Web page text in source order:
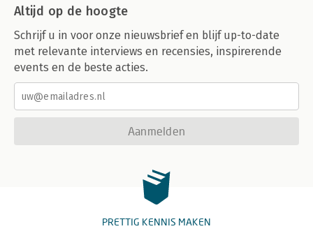
Altijd op de hoogte
Schrijf u in voor onze nieuwsbrief en blijf up-to-date
met relevante interviews en recensies, inspirerende
events en de beste acties.
Aanmelden
PRETTIG KENNIS MAKEN